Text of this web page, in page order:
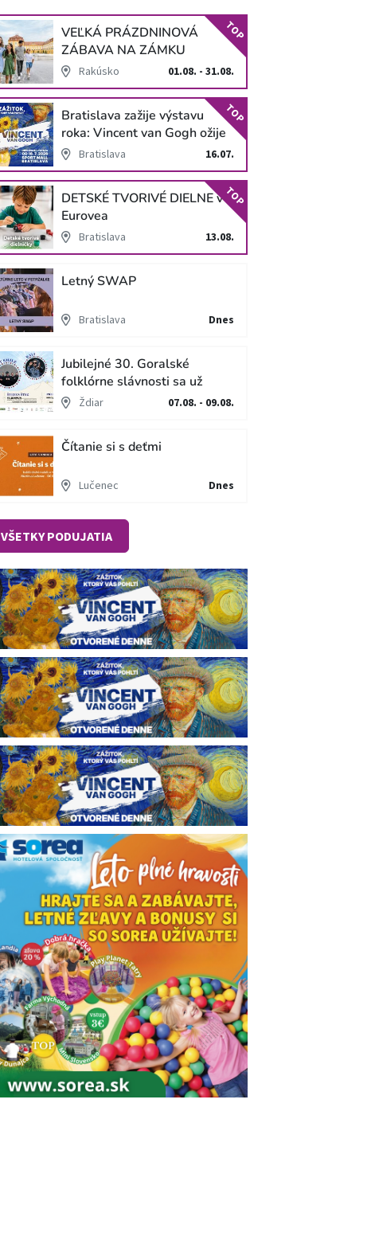
VEĽKÁ PRÁZDNINOVÁ
ZÁBAVA NA ZÁMKU
SCHLOSS HOF
Rakúsko 01.08. - 31.08.
TOP
Bratislava zažije výstavu
roka: Vincent van Gogh ožije
v unikátnej imerzívnej šou!
Bratislava 16.07.
TOP
DETSKÉ TVORIVÉ DIELNE v
Eurovea
Bratislava 13.08.
TOP
Letný SWAP
Bratislava Dnes
Jubilejné 30. Goralské
folklórne slávnosti sa už
blížiaŽdiar 07.08. - 09.08.
Čítanie si s deťmi
Lučenec Dnes
VŠETKY PODUJATIA